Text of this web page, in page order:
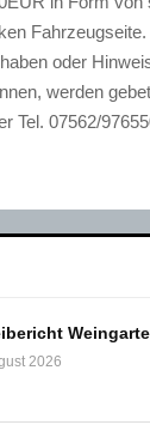
oder
werden
Tel. 07562/
2026